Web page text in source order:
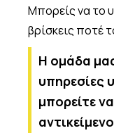
Μπορείς να το
βρίσκεις ποτέ
Η ομάδα
υπηρεσίες
μπορείτε